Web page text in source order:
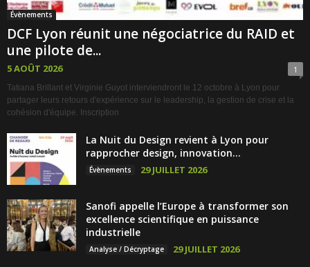
Évènements
DCF Lyon réunit une négociatrice du RAID et
une pilote de...
5 AOÛT 2026 1
Tatiana Brillant et Virginie Guyot interviendront le 12 octobre à Lyon pour
partager leurs retours d'expérience sur le leadership, la gestion de crise et la
cohésion d'équipe. Inscription
La Nuit du Design revient à Lyon pour
rapprocher design, innovation...
Évènements 29 JUILLET 2026
Sanofi appelle l’Europe à transformer son
excellence scientifique en puissance
industrielle
Analyse / Décryptage 29 JUILLET 2026